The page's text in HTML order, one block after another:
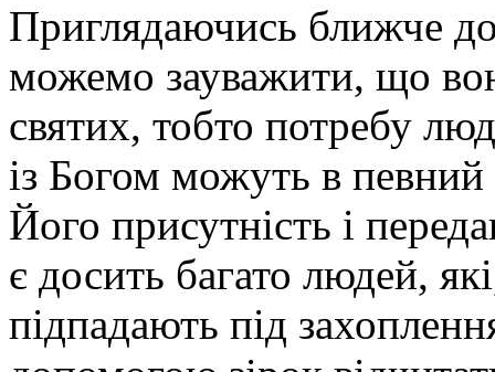
Приглядаючись ближче до
можемо зауважити, що
святих, тобто потребу
із Богом можуть в
Його присутність і
є досить багато людей,
підпадають під